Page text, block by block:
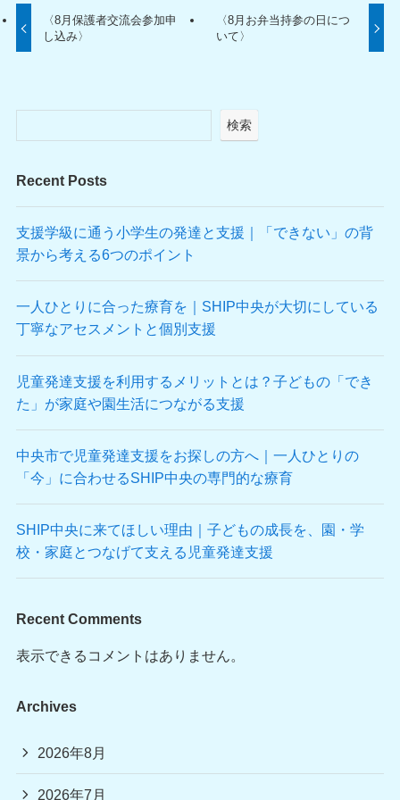
〈8月保護者交流会参加申
し込み〉
〈8月お弁当持参の日につ
いて〉
検索
Recent Posts
支援学級に通う小学生の発達と支援｜「できない」の背
景から考える6つのポイント
一人ひとりに合った療育を｜SHIP中央が大切にしている
丁寧なアセスメントと個別支援
児童発達支援を利用するメリットとは？子どもの「でき
た」が家庭や園生活につながる支援
中央市で児童発達支援をお探しの方へ｜一人ひとりの
「今」に合わせるSHIP中央の専門的な療育
SHIP中央に来てほしい理由｜子どもの成長を、園・学
校・家庭とつなげて支える児童発達支援
Recent Comments
表示できるコメントはありません。
Archives
2026年8月
2026年7月